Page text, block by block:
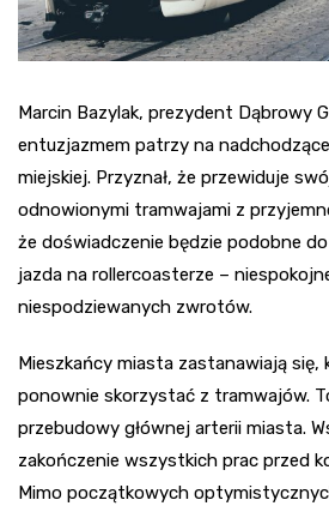
Marcin Bazylak, prezydent Dąbrowy
entuzjazmem patrzy na
miejskiej. Przyznał, że przewiduje
odnowionymi tramwajami z
że doświadczenie będzie podobne
jazda na rollercoasterze –
niespodziewanych zwrotów.
Mieszkańcy miasta zastanawiają się,
ponownie skorzystać z tramwajów.
przebudowy głównej arterii miasta.
zakończenie wszystkich prac przed
Mimo początkowych